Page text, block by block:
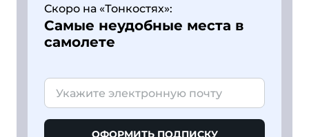
Скоро на «Тонкостях»:
Самые неудобные места в
самолете
ОФОРМИТЬ ПОДПИСКУ